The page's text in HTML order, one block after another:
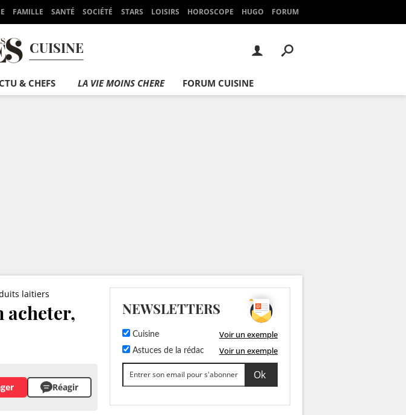
FAMILLE SANTÉ SOCIÉTÉ STARS LOISIRS HOROSCOPE HUGO FORUM
CUISINE
& CHEFS LA VIE MOINS CHERE FORUM CUISINE
laitiers
acheter,
Réagir
NEWSLETTERS
Cuisine Voir un exemple
Astuces de la rédac Voir un exemple